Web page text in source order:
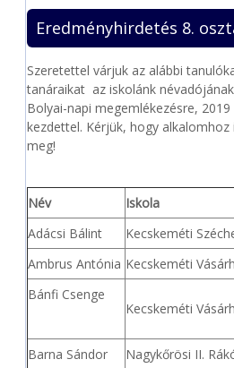
Eredményhirdetés 8.
Szeretettel várjuk az alábbi
tanáraikat az iskolánk
Bolyai-napi megemlékezésre,
kezdettel. Kérjük, hogy
meg!
Név
Iskola
Adácsi Bálint
Kecskeméti
Ambrus Antónia Kecskeméti
Bánfi Csenge
Kecskeméti
Barna Sándor
Nagykőrösi II.